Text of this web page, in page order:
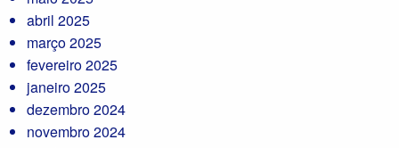
abril 2025
março 2025
fevereiro 2025
janeiro 2025
dezembro 2024
novembro 2024